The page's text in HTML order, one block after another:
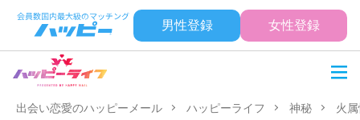
男性登録 女性登録
出会い恋愛のハッピーメール ハッピーライフ 神秘 火